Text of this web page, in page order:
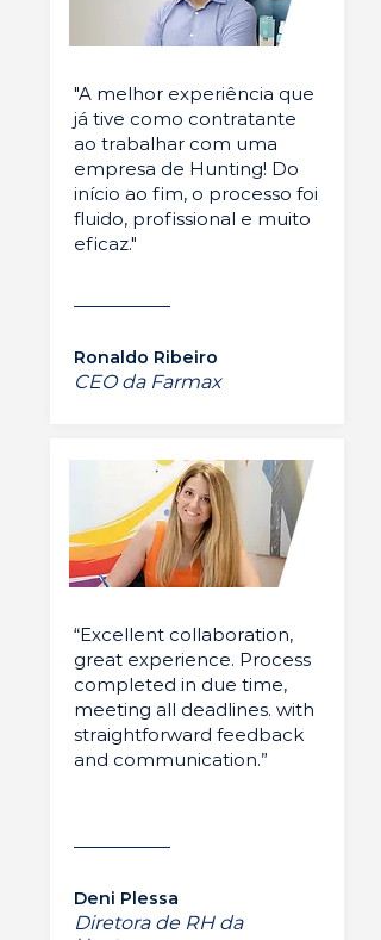
"A melhor experiência que
já tive como contratante
ao trabalhar com uma
empresa de Hunting! Do
início ao fim, o processo foi
fluido, profissional e muito
eficaz."
Ronaldo Ribeiro
CEO da Farmax
“Excellent collaboration,
great experience. Process
completed in due time,
meeting all deadlines. with
straightforward feedback
and communication.”
Deni Plessa
Diretora de RH da